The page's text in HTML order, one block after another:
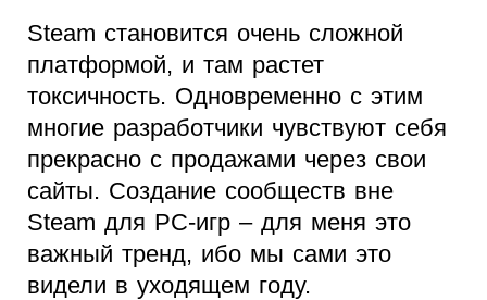
Steam становится очень сложной
платформой, и там растет
токсичность. Одновременно с этим
многие разработчики чувствуют себя
прекрасно с продажами через свои
сайты. Создание сообществ вне
Steam для PC-игр – для меня это
важный тренд, ибо мы сами это
видели в уходящем году.